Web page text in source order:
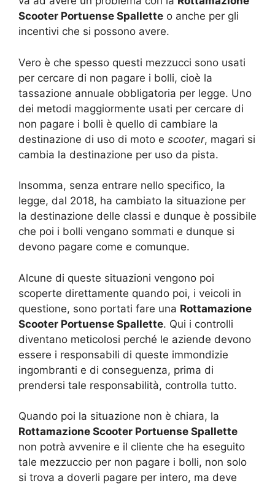
Scooter Portuense Spallette o anche per gli
incentivi che si possono avere.
Vero è che spesso questi mezzucci sono usati
per cercare di non pagare i bolli, cioè la
tassazione annuale obbligatoria per legge. Uno
dei metodi maggiormente usati per cercare di
non pagare i bolli è quello di cambiare la
destinazione di uso di moto e scooter, magari si
cambia la destinazione per uso da pista.
Insomma, senza entrare nello specifico, la
legge, dal 2018, ha cambiato la situazione per
la destinazione delle classi e dunque è possibile
che poi i bolli vengano sommati e dunque si
devono pagare come e comunque.
Alcune di queste situazioni vengono poi
scoperte direttamente quando poi, i veicoli in
questione, sono portati fare una Rottamazione
Scooter Portuense Spallette. Qui i controlli
diventano meticolosi perché le aziende devono
essere i responsabili di queste immondizie
ingombranti e di conseguenza, prima di
prendersi tale responsabilità, controlla tutto.
Quando poi la situazione non è chiara, la
Rottamazione Scooter Portuense Spallette
non potrà avvenire e il cliente che ha eseguito
tale mezzuccio per non pagare i bolli, non solo
si trova a doverli pagare per intero, ma deve